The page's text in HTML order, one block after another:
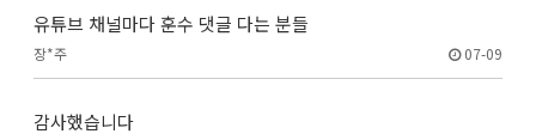
유튜브 채널마다 훈수 댓글 다는 분들
장*주 07-09
감사했습니다